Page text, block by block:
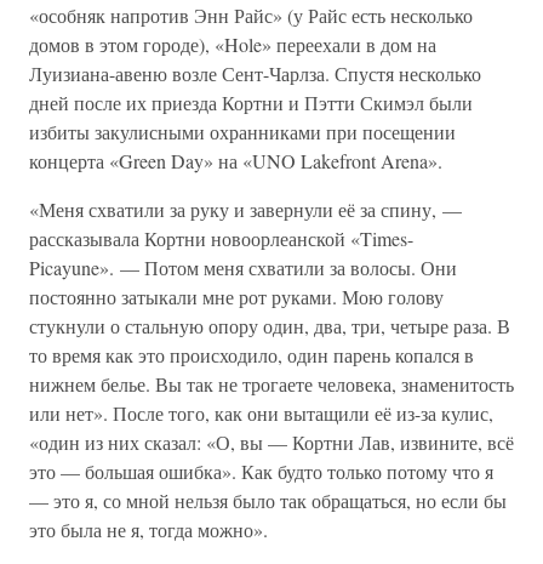
«особняк напротив Энн Райс» (у Райс есть несколько
домов в этом городе), «Hole» переехали в дом на
Луизиана-авеню возле Сент-Чарлза. Спустя несколько
дней после их приезда Кортни и Пэтти Скимэл были
избиты закулисными охранниками при посещении
концерта «Green Day» на «UNO Lakefront Arena».
«Меня схватили за руку и завернули её за спину, —
рассказывала Кортни новоорлеанской «Times-
Picayune». — Потом меня схватили за волосы. Они
постоянно затыкали мне рот руками. Мою голову
стукнули о стальную опору один, два, три, четыре раза. В
то время как это происходило, один парень копался в
нижнем белье. Вы так не трогаете человека, знаменитость
или нет». После того, как они вытащили её из-за кулис,
«один из них сказал: «О, вы — Кортни Лав, извините, всё
это — большая ошибка». Как будто только потому что я
— это я, со мной нельзя было так обращаться, но если бы
это была не я, тогда можно».